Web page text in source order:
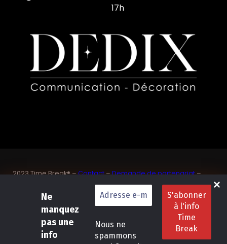
Ne
manquez
pas une
info
Nous ne
spammons
17h
2023 Time Break® –Contact–Demande de partenariat–
Sponsoriser un joueur de padel français
SASU Dedix Communication – 87 rue de Mireille – 83 150
Bandol – Var
Conditions
générales de location